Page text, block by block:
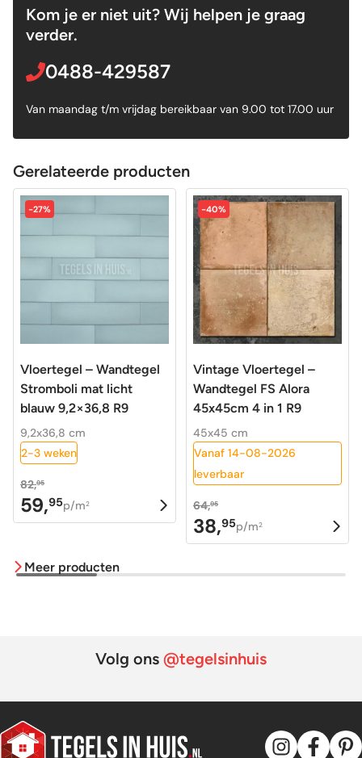
Kom je er niet uit? Wij helpen je graag
verder.
0488-429587
Van maandag t/m vrijdag bereikbaar van 9.00 tot 17.00 uur
Gerelateerde producten
-27%
Vloertegel – Wandtegel
Stromboli mat licht
blauw 9,2×36,8 R9
9,2x36,8 cm
2-3 weken
82,95
Oorspronkelijke
prijs
82,95.
59,95
Huidige
prijs
59,95.
p/m2
-40%
Vintage Vloertegel –
Wandtegel FS Alora
45x45cm 4 in 1 R9
45x45 cm
Vanaf 14-08-2026
leverbaar
64,95
Oorspronkelijke
prijs
38,95
Huidige
prijs
p/m2
Meer producten
Volg ons @tegelsinhuis